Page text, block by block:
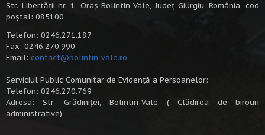
Str. Libertății nr. 1, Oraș Bolintin-Vale, Județ Giurgiu, România, cod
poștal: 085100
Telefon: 0246.271.187
Fax: 0246.270.990
Email: contact@bolintin-vale.ro
Serviciul Public Comunitar de Evidență a Persoanelor:
Telefon: 0246.270.769
Adresa: Str. Grădiniței, Bolintin-Vale ( Clădirea de birouri
administrative)